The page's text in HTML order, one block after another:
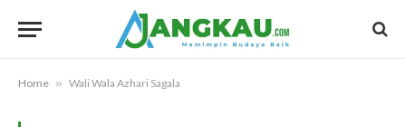
Home » Wali Wala Azhari Sagala